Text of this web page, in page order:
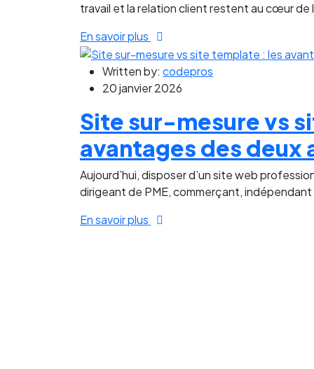
travail et la relation client restent au cœur de
En savoir plus
Written by: codepros
20 janvier 2026
Site sur-mesure vs
avantages des deux
Aujourd’hui, disposer d’un site web
dirigeant de PME, commerçant,
En savoir plus